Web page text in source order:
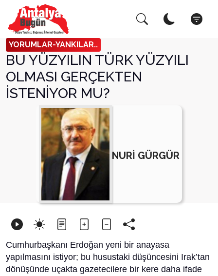
YORUMLAR-YANKILAR..
BU YÜZYILIN TÜRK YÜZYILI
OLMASI GERÇEKTEN
İSTENİYOR MU?
NURİ GÜRGÜR
Cumhurbaşkanı Erdoğan yeni bir anayasa
yapılmasını istiyor; bu husustaki düşüncesini Irak’tan
dönüşünde uçakta gazetecilere bir kere daha ifade
Arama Yap! Kapat